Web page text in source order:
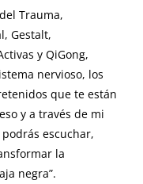
Trauma,
Gestalt,
y QiGong,
nervioso, los
que te están
y a través de mi
escuchar,
la
negra”.